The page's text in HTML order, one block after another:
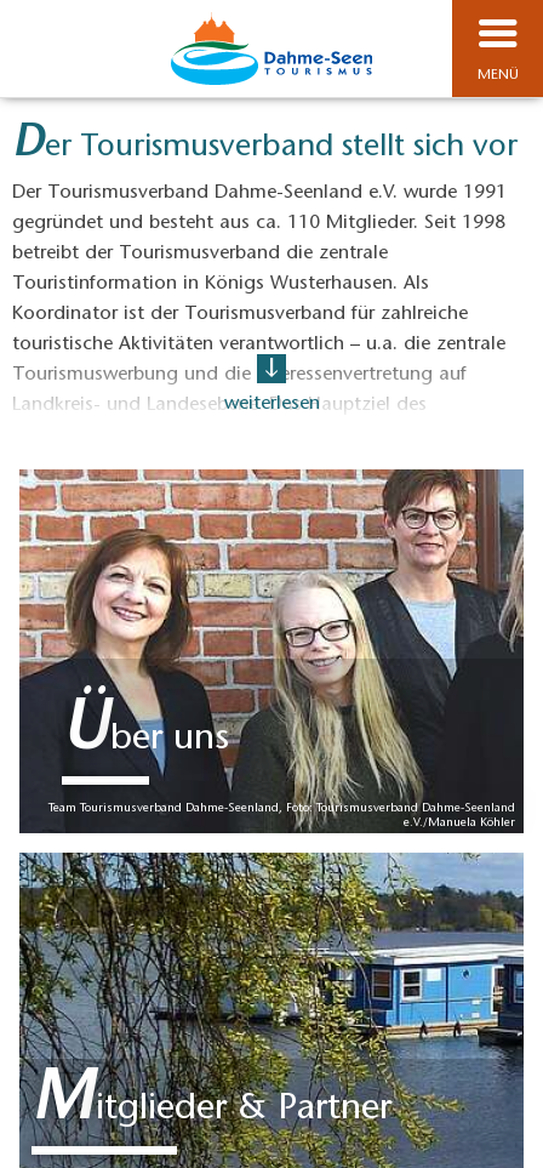
MENÜ
Der Tourismusverband stellt sich vor
Der Tourismusverband Dahme-Seenland e.V. wurde 1991
gegründet und besteht aus ca. 110 Mitglieder. Seit 1998
betreibt der Tourismusverband die zentrale
Touristinformation in Königs Wusterhausen. Als
Koordinator ist der Tourismusverband für zahlreiche
touristische Aktivitäten verantwortlich – u.a. die zentrale
Tourismuswerbung und die Interessenvertretung auf
Landkreis- und Landesebene. Das Hauptziel des
Dahme-Seenland, Steigerung des Bekanntheitsgrades und
die wirtschaftliche und kulturelle Entwicklung der Region.
weiterlesen
Über uns
Team Tourismusverband Dahme-Seenland, Foto: Tourismusverband Dahme-Seenland
e.V./Manuela Köhler
Mitglieder & Partner